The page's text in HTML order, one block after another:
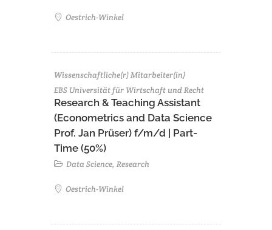
Oestrich-Winkel
Wissenschaftliche(r) Mitarbeiter(in)
EBS Universität für Wirtschaft und Recht
Research & Teaching Assistant
(Econometrics and Data Science
Prof. Jan Prüser) f/m/d | Part-
Time (50%)
Data Science, Research
Oestrich-Winkel